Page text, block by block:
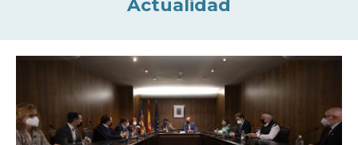
Actualidad